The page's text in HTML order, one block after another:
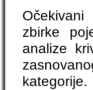
zbirke
analize
kategorije.